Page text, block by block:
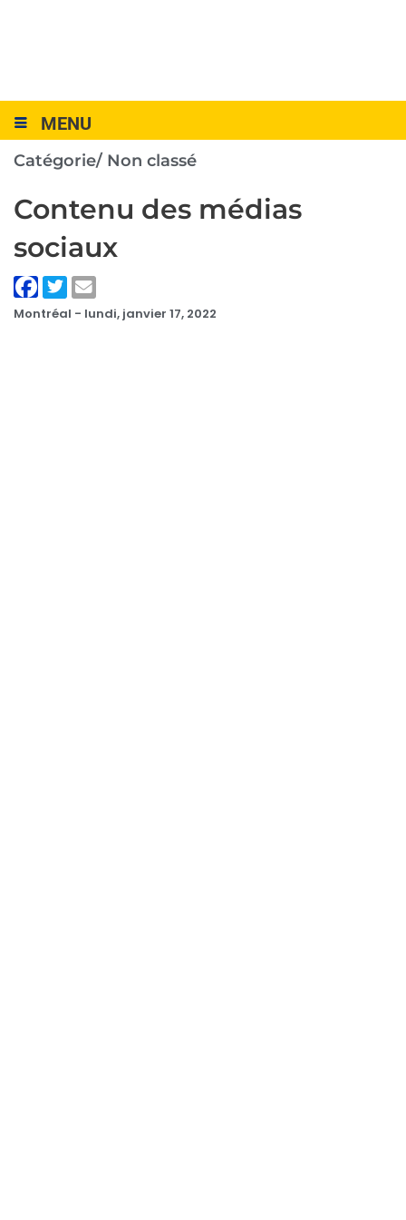
MENU
Catégorie/ Non classé
Contenu des médias
sociaux
Montréal - lundi, janvier 17, 2022